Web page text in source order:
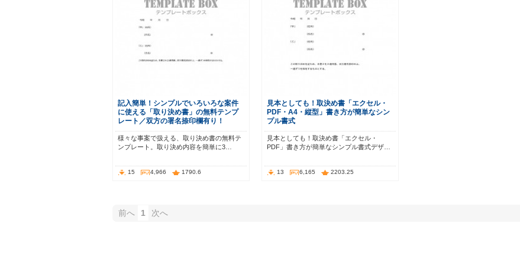
記入簡単！シンプルでいろいろな案件
に使える「取り決め書」の無料テンプ
レート／双方の署名捺印欄有り！
様々な事案で扱える、取り決め書の無料テ
ンプレート。取り決め内容を簡単に3…
15 4,966 1790.6
見本としても！取決め書「エクセル・
PDF・A4・縦型」書き方が簡単なシン
プル書式
見本としても！取決め書「エクセル・
PDF」書き方が簡単なシンプル書式デザ…
13 6,165 2203.25
前へ 1 次へ